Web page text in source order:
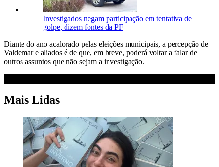
Investigados negam participação em tentativa de
golpe, dizem fontes da PF
Diante do ano acalorado pelas eleições municipais, a percepção de
Valdemar e aliados é de que, em breve, poderá voltar a falar de
outros assuntos que não sejam a investigação.
Mais Lidas